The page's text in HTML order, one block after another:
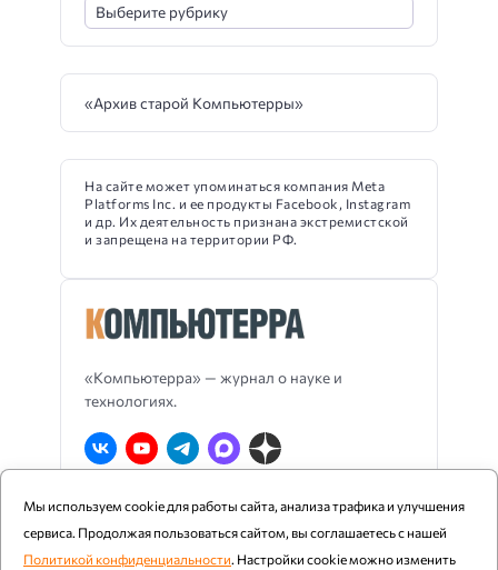
«Компьютерра» — журнал о науке и
технологиях.
О Компьютерре Блог издания
RSS
Реклама
Политика конфиденциальности
«Архив старой Компьютерры»
На сайте может упоминаться компания Meta
Platforms Inc. и ее продукты Facebook, Instagram
и др. Их деятельность признана экстремистской
и запрещена на территории РФ.
Мы используем cookie для работы сайта, анализа трафика и улучшения
сервиса. Продолжая пользоваться сайтом, вы соглашаетесь с нашей
Политикой конфиденциальности. Настройки cookie можно изменить